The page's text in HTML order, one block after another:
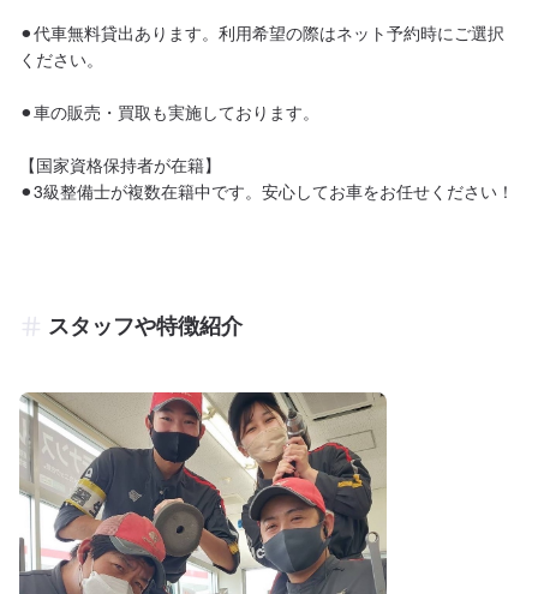
⚫︎代車無料貸出あります。利用希望の際はネット予約時にご選択
ください。
⚫︎車の販売・買取も実施しております。
【国家資格保持者が在籍】
⚫︎3級整備士が複数在籍中です。安心してお車をお任せください！
スタッフや特徴紹介